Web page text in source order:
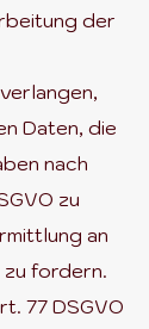
der
Daten, die
nach
zu
an
fordern.
77 DSGVO